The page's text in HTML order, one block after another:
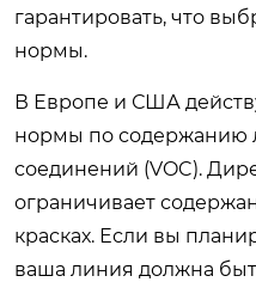
гарантировать, что
нормы.
В Европе и США
нормы по содержанию
соединений (VOC).
ограничивает
красках. Если вы
ваша линия должна